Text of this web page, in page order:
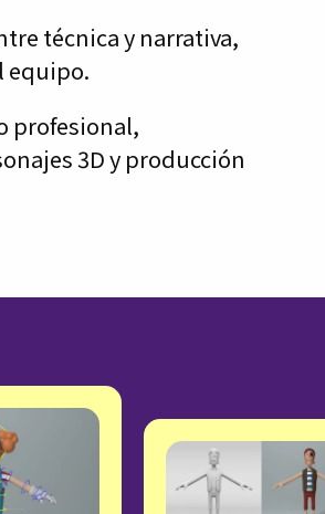
técnica y narrativa,
equipo.
profesional,
3D y producción